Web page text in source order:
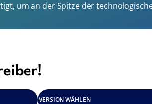
um an der Spitze der
VERSION WÄHLEN